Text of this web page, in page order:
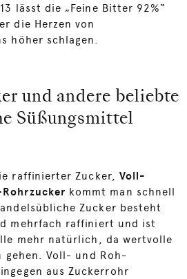
lässt die „Feine Bitter 92%“
die Herzen von
höher schlagen.
und andere beliebte
Süßungsmittel
raffinierter Zucker, Voll-
Rohrzuckerkommt man schnell
Zucker besteht
mehrfach raffiniert und ist
mehr natürlich, da wertvolle
gehen. Voll- und Roh-
aus Zuckerrohr